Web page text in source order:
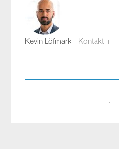
Kevin Löfmark Kontakt +
·